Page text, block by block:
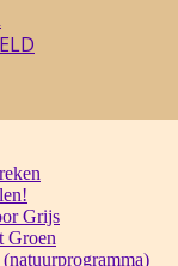
Grijs
Groen